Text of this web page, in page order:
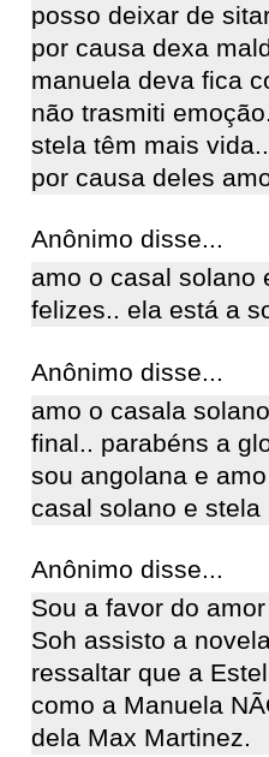
posso deixar de
por causa dexa
manuela deva fica
não trasmiti
stela têm mais
por causa deles
Anônimo disse...
amo o casal solano
felizes.. ela está a
Anônimo disse...
amo o casala
final.. parabéns a
sou angolana e
casal solano e stela
Anônimo disse...
Sou a favor do
Soh assisto a
ressaltar que a
como a Manuela
dela Max Martinez.